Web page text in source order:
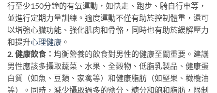
行至少150分鐘的有氧運動，如快走、跑步、騎自行車等，
並進行定期力量訓練。適度運動不僅有助於控制體重，還可
以增強心臟功能、強化肌肉和骨骼，同時也有助於緩解壓力
和提升心理健康 。
2. 健康飲食： 均衡營養的飲食對男性的健康至關重要。建議
男性應該多攝取蔬菜、水果、全穀物、低脂乳製品、健康蛋
白質（如魚、豆類、家禽等）和健康脂肪（如堅果、橄欖油
等）。同時，減少攝取過多的鹽分、糖分和飽和脂肪，限制